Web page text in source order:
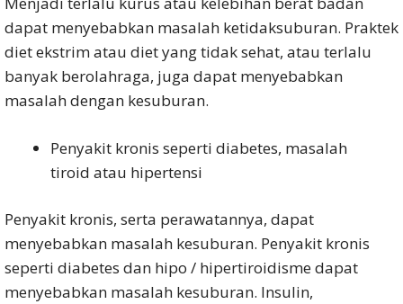
dapat menyebabkan masalah ketidaksuburan. Praktek
diet ekstrim atau diet yang tidak sehat, atau terlalu
banyak berolahraga, juga dapat menyebabkan
masalah dengan kesuburan.
Penyakit kronis seperti diabetes, masalah
tiroid atau hipertensi
Penyakit kronis, serta perawatannya, dapat
menyebabkan masalah kesuburan. Penyakit kronis
seperti diabetes dan hipo / hipertiroidisme dapat
menyebabkan masalah kesuburan. Insulin,